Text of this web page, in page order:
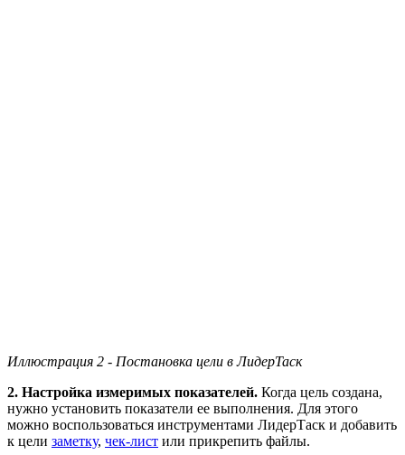
Иллюстрация 2 - Постановка цели в ЛидерТаск
2. Настройка измеримых показателей. Когда цель создана,
нужно установить показатели ее выполнения. Для этого
можно воспользоваться инструментами ЛидерТаск и добавить
к цели заметку, чек-лист или прикрепить файлы.